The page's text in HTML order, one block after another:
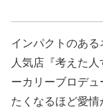
インパクトのあ
人気店『考えた
ーカリーブロデ
たくなるほど愛情